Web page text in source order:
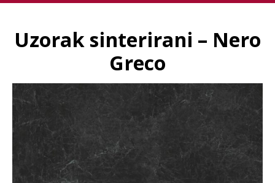
Uzorak sinterirani – Nero
Greco